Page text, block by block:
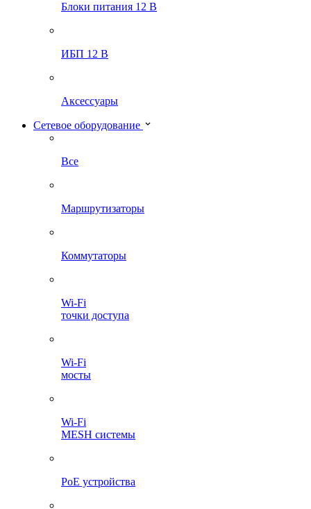
Блоки питания 12 В
ИБП 12 В
Аксессуары
Сетевое оборудование
Все
Маршрутизаторы
Коммутаторы
Wi-Fi
точки доступа
Wi-Fi
мосты
Wi-Fi
MESH системы
PoE устройства